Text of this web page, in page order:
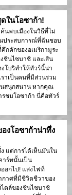
ในโอซาก้า!
นพบเมืองในวิธีที่ไม่
ประสบการณ์ที่ฉันชอบ
กคักของอเมริกามูระ
ชินไซบาชิ และเส้น
โบริทำให้ทัวร์นี้น่า
ราเป็นคนที่มีส่วนร่วม
สนุกสนาน หากคุณ
รชมโอซาก้า นี่คือทัวร์
งโอซาก้าน่าทึ่ง
แต่การได้เห็นมันใน
าร์ทนั้นเป็น
อกไป! แสงไฟที่
กาศที่มีชีวิตชีวาของ
ตล์ของชินไซบาชิ